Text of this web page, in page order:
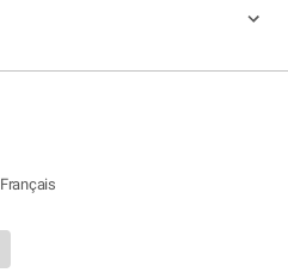
Français